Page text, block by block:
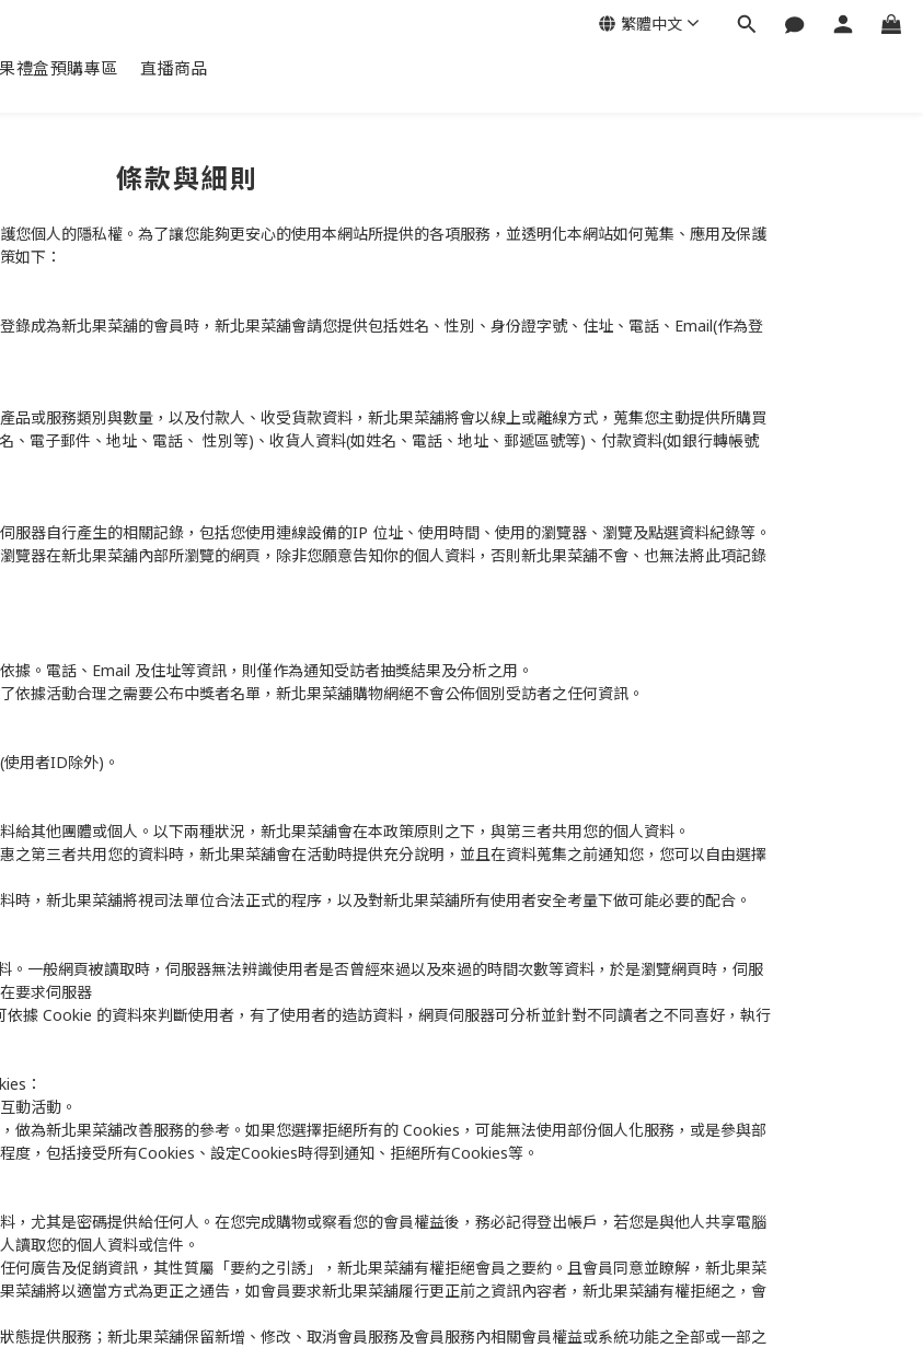
禮盒預購專區 直播商品
繁體中文
條款與細則
您個人的隱私權。為了讓您能夠更安心的使用本網站所提供的各項服務，並透明化本網站如何蒐集、應用及保護
如下：
錄成為新北果菜舖的會員時，新北果菜舖會請您提供包括姓名、性別、身份證字號、住址、電話、Email(作為登
品或服務類別與數量，以及付款人、收受貨款資料，新北果菜舖將會以線上或離線方式，蒐集您主動提供所購買
、電子郵件、地址、電話、 性別等)、收貨人資料(如姓名、電話、地址、郵遞區號等)、付款資料(如銀行轉帳號
服器自行產生的相關記錄，包括您使用連線設備的IP 位址、使用時間、使用的瀏覽器、瀏覽及點選資料紀錄等。
覽器在新北果菜舖內部所瀏覽的網頁，除非您願意告知你的個人資料，否則新北果菜舖不會、也無法將此項記錄
。電話、Email 及住址等資訊，則僅作為通知受訪者抽獎結果及分析之用。
依據活動合理之需要公布中獎者名單，新北果菜舖購物網絕不會公佈個別受訪者之任何資訊。
用者ID除外)。
其他團體或個人。以下兩種狀況，新北果菜舖會在本政策原則之下，與第三者共用您的個人資料。
第三者共用您的資料時，新北果菜舖會在活動時提供充分說明，並且在資料蒐集之前通知您，您可以自由選擇
，新北果菜舖將視司法單位合法正式的程序，以及對新北果菜舖所有使用者安全考量下做可能必要的配合。
一般網頁被讀取時，伺服器無法辨識使用者是否曾經來過以及來過的時間次數等資料，於是瀏覽網頁時，伺服
要求伺服器
據 Cookie 的資料來判斷使用者，有了使用者的造訪資料，網頁伺服器可分析並針對不同讀者之不同喜好，執行
：
動活動。
為新北果菜舖改善服務的參考。如果您選擇拒絕所有的 Cookies，可能無法使用部份個人化服務，或是參與部
，包括接受所有Cookies、設定Cookies時得到通知、拒絕所有Cookies等。
，尤其是密碼提供給任何人。在您完成購物或察看您的會員權益後，務必記得登出帳戶，若您是與他人共享電腦
讀取您的個人資料或信件。
廣告及促銷資訊，其性質屬「要約之引誘」，新北果菜舖有權拒絕會員之要約。且會員同意並瞭解，新北果菜
菜舖將以適當方式為更正之通告，如會員要求新北果菜舖履行更正前之資訊內容者，新北果菜舖有權拒絕之，會
提供服務；新北果菜舖保留新增、修改、取消會員服務及會員服務內相關會員權益或系統功能之全部或一部之